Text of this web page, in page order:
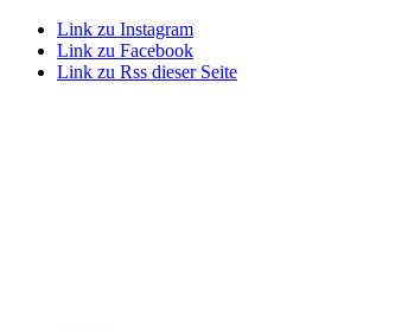
Link zu Instagram
Link zu Facebook
Link zu Rss dieser Seite